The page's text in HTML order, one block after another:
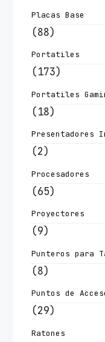
Placas Base
(88)
Portatiles
(173)
Portatiles
(18)
Presentadores
(2)
Procesadores
(65)
Proyectores
(9)
Punteros para
(8)
Puntos de
(29)
Ratones